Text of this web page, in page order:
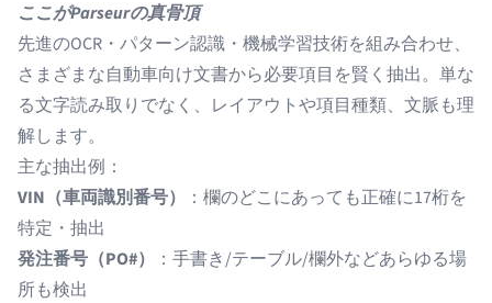
ここがParseurの真骨頂
先進のOCR・パターン認識・機械学習技術を組み合わせ、
さまざまな自動車向け文書から必要項目を賢く抽出。単な
る文字読み取りでなく、レイアウトや項目種類、文脈も理
解します。
主な抽出例：
VIN（車両識別番号）
：欄のどこにあっても正確に17桁を
特定・抽出
発注番号（PO#）
：手書き/テーブル/欄外などあらゆる場
所も検出